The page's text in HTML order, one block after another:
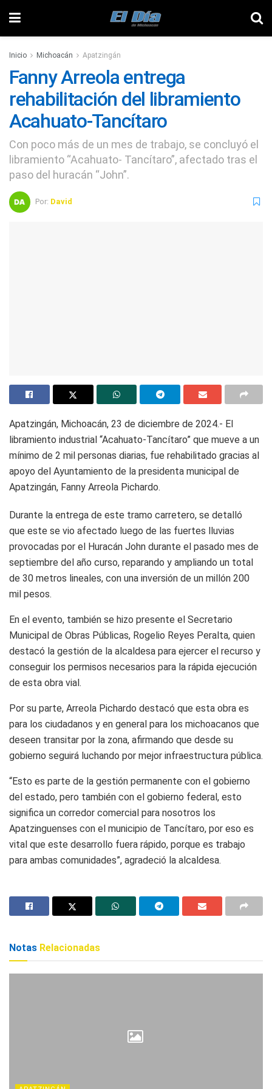
Inicio Michoacán Apatzingán
Fanny Arreola entrega
rehabilitación del libramiento
Acahuato-Tancítaro
Con poco más de un mes de trabajo, se concluyó el
libramiento “Acahuato- Tancítaro”, afectado tras el
paso del huracán “John”.
Por: David
Apatzingán, Michoacán, 23 de diciembre de 2024.- El
libramiento industrial “Acahuato-Tancítaro” que mueve a un
mínimo de 2 mil personas diarias, fue rehabilitado gracias al
apoyo del Ayuntamiento de la presidenta municipal de
Apatzingán, Fanny Arreola Pichardo.
Durante la entrega de este tramo carretero, se detalló
que este se vio afectado luego de las fuertes lluvias
provocadas por el Huracán John durante el pasado mes de
septiembre del año curso, reparando y ampliando un total
de 30 metros lineales, con una inversión de un millón 200
mil pesos.
En el evento, también se hizo presente el Secretario
Municipal de Obras Públicas, Rogelio Reyes Peralta, quien
destacó la gestión de la alcaldesa para ejercer el recurso y
conseguir los permisos necesarios para la rápida ejecución
de esta obra vial.
Por su parte, Arreola Pichardo destacó que esta obra es
para los ciudadanos y en general para los michoacanos que
deseen transitar por la zona, afirmando que desde su
gobierno seguirá luchando por mejor infraestructura pública.
“Esto es parte de la gestión permanente con el gobierno
del estado, pero también con el gobierno federal, esto
significa un corredor comercial para nosotros los
Apatzinguenses con el municipio de Tancítaro, por eso es
vital que este desarrollo fuera rápido, porque es trabajo
para ambas comunidades”, agradeció la alcaldesa.
Notas Relacionadas